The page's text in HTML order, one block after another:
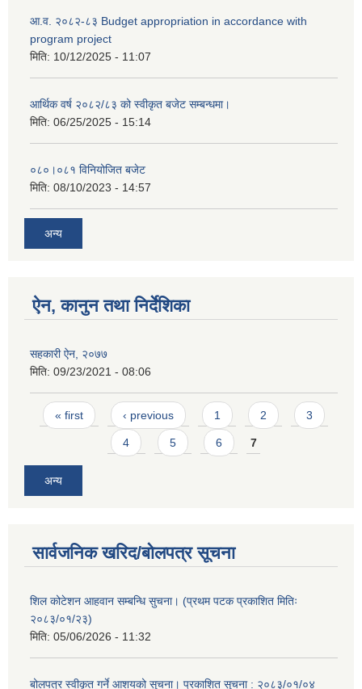
आ.व. २०८२-८३ Budget appropriation in accordance with
program project
मिति: 10/12/2025 - 11:07
आर्थिक वर्ष २०८२/८३ को स्वीकृत बजेट सम्बन्धमा।
मिति: 06/25/2025 - 15:14
०८०।०८१ विनियोजित बजेट
मिति: 08/10/2023 - 14:57
अन्य
ऐन, कानुन तथा निर्देशिका
सहकारी ऐन, २०७७
मिति: 09/23/2021 - 08:06
Pages
« first ‹ previous 1 2 3
4 5 6 7
अन्य
सार्वजनिक खरिद/बोलपत्र सूचना
शिल कोटेशन आहवान सम्बन्धि सुचना। (प्रथम पटक प्रकाशित मितिः
२०८३/०१/२३)
मिति: 05/06/2026 - 11:32
बोलपत्र स्वीकृत गर्ने आशयको सुचना। प्रकाशित सुचना : २०८३/०१/०४